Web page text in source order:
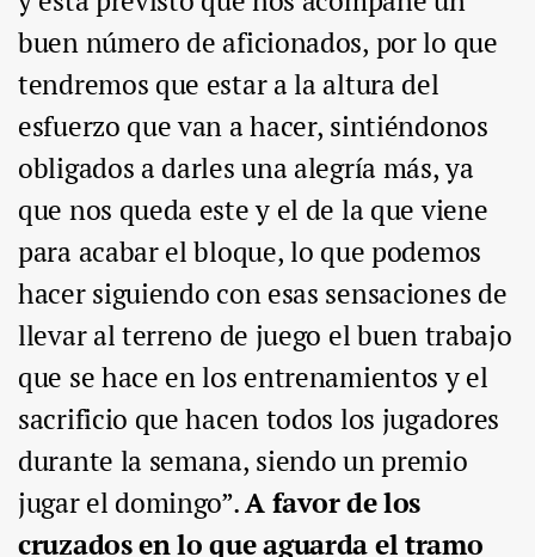
buen número de aficionados, por lo que
tendremos que estar a la altura del
esfuerzo que van a hacer, sintiéndonos
obligados a darles una alegría más, ya
que nos queda este y el de la que viene
para acabar el bloque, lo que podemos
hacer siguiendo con esas sensaciones de
llevar al terreno de juego el buen trabajo
que se hace en los entrenamientos y el
sacrificio que hacen todos los jugadores
durante la semana, siendo un premio
jugar el domingo”.A favor de los
cruzados en lo que aguarda el tramo